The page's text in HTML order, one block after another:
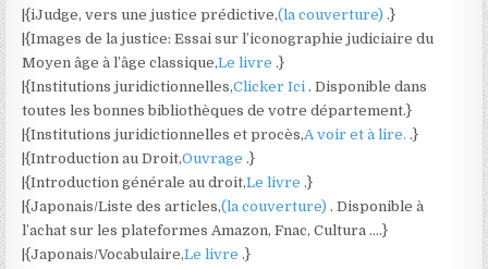
|{iJudge, vers une justice prédictive,(la couverture).}
|{Images de la justice: Essai sur l’iconographie judiciaire du
Moyen âge à l’âge classique,Le livre.}
|{Institutions juridictionnelles,Clicker Ici. Disponible dans
toutes les bonnes bibliothèques de votre département.}
|{Institutions juridictionnelles et procès,A voir et à lire..}
|{Introduction au Droit,Ouvrage.}
|{Introduction générale au droit,Le livre.}
|{Japonais/Liste des articles,(la couverture). Disponible à
l’achat sur les plateformes Amazon, Fnac, Cultura ….}
|{Japonais/Vocabulaire,Le livre.}